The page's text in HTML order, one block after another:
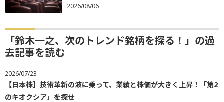
2026/08/06
「鈴木一之、次のトレンド銘柄を探る！」の過
去記事を読む
2026/07/23
【日本株】技術革新の波に乗って、業績と株価が大きく上昇！「第2
のキオクシア」を探せ